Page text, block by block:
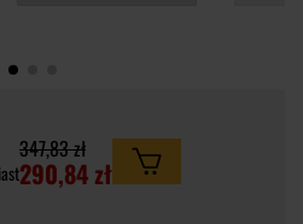
347,83 zł
290,84 zł